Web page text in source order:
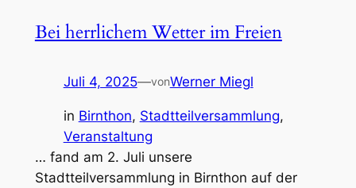
Bei herrlichem Wetter im Freien
Juli 4, 2025—vonWerner Miegl
in Birnthon, Stadtteilversammlung
Veranstaltung
… fand am 2. Juli unsere
Stadtteilversammlung in Birnthon auf der